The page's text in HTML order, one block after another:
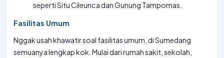
seperti Situ Cileunca dan Gunung Tampomas.
Fasilitas Umum
Nggak usah khawatir soal fasilitas umum, di Sumedang
semuanya lengkap kok. Mulai dari rumah sakit, sekolah,